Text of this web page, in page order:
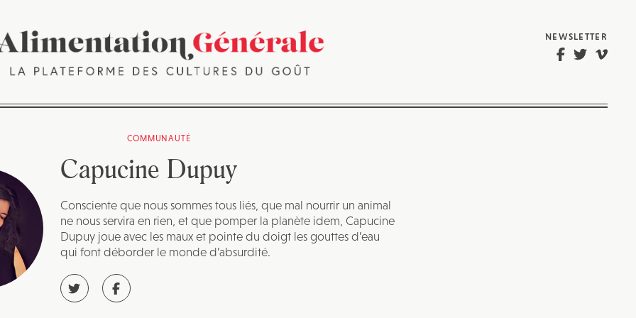
NEWSLETTER
COMMUNAUTÉ
Capucine Dupuy
Consciente que nous sommes tous liés, que mal nourrir un animal
ne nous servira en rien, et que pomper la planète idem, Capucine
Dupuy joue avec les maux et pointe du doigt les gouttes d’eau
qui font déborder le monde d’absurdité.